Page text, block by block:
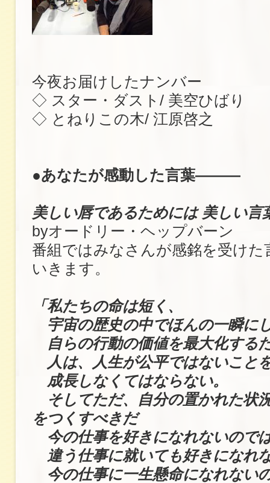
今夜お届けしたナンバー
◇ スター・ダスト/ 美空ひばり
◇ とねりこの木/ 江原啓之
●あなたが感動した言葉―――
美しい唇であるためには 美しい言
byオードリー・ヘップバーン
番組ではみなさんが感銘を受けた
いきます。
「私たちの命は短く、
宇宙の歴史の中でほんの一瞬に
自らの行動の価値を最大化する
人は、人生が公平ではないこと
成長しなくてはならない。
そしてただ、自分の置かれた状
をつくすべきだ
今の仕事を好きになれないので
違う仕事に就いても好きになれ
今の仕事に一生懸命になれない